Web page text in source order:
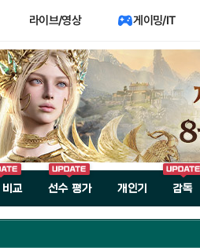
라이브/영상 게이밍/IT
비교 선수 평가 개인기 감독